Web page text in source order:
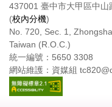
437001 臺中市大甲區中山
(校內分機)
No. 720, Sec. 1,
Taiwan (R.O.C.)
統一編號：5650 3308
網站維護：資媒組